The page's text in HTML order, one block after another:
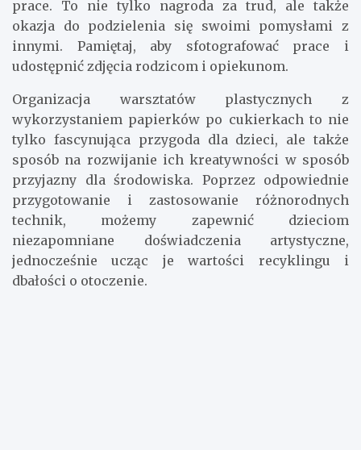
prace. To nie tylko nagroda za trud, ale także
okazja do podzielenia się swoimi pomysłami z
innymi. Pamiętaj, aby sfotografować prace i
udostępnić zdjęcia rodzicom i opiekunom.
Organizacja warsztatów plastycznych z
wykorzystaniem papierków po cukierkach to nie
tylko fascynująca przygoda dla dzieci, ale także
sposób na rozwijanie ich kreatywności w sposób
przyjazny dla środowiska. Poprzez odpowiednie
przygotowanie i zastosowanie różnorodnych
technik, możemy zapewnić dzieciom
niezapomniane doświadczenia artystyczne,
jednocześnie ucząc je wartości recyklingu i
dbałości o otoczenie.